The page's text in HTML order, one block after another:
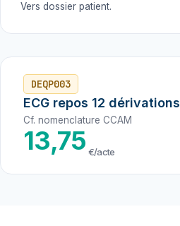
Vers dossier patient.
DEQP003
ECG repos 12 dérivations
Cf. nomenclature CCAM
13,75 €/acte